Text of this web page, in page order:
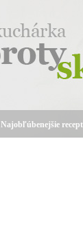
Najobľúbenejšie